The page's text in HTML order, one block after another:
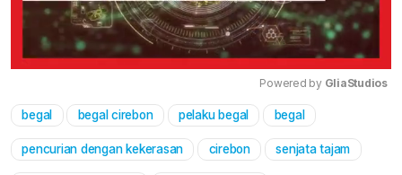
Powered by GliaStudios
begal begal cirebon pelaku begal begal
pencurian dengan kekerasan cirebon senjata tajam